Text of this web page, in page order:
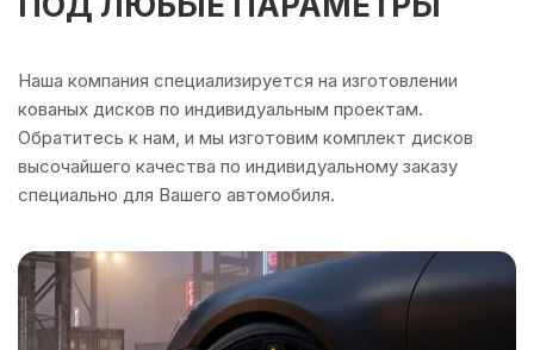
Наша компания специализируется на изготовлении
кованых дисков по индивидуальным проектам.
Обратитесь к нам, и мы изготовим комплект дисков
высочайшего качества по индивидуальному заказу
специально для Вашего автомобиля.